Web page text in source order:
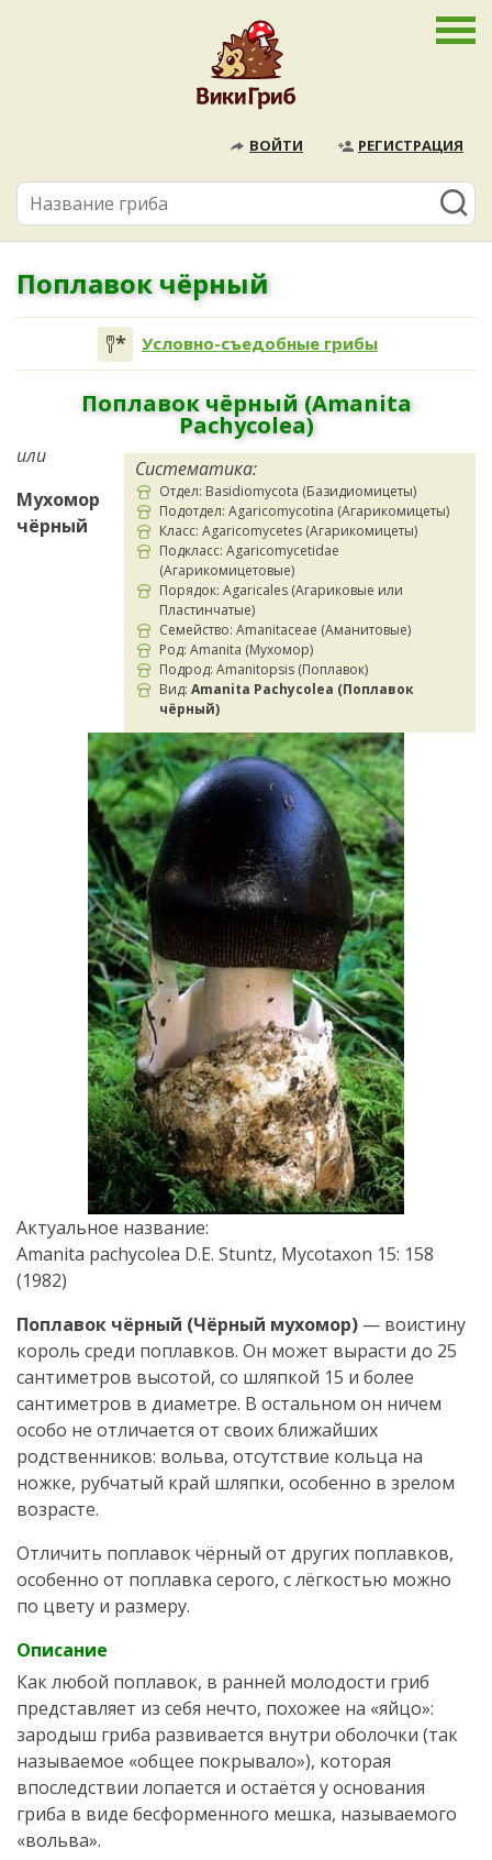
ВОЙТИ РЕГИСТРАЦИЯ
Поплавок чёрный
Условно-съедобные грибы
Поплавок чёрный (Amanita
Pachycolea)
Систематика:
Отдел: Basidiomycota (Базидиомицеты)
Подотдел: Agaricomycotina (Агарикомицеты)
Класс: Agaricomycetes (Агарикомицеты)
Подкласс: Agaricomycetidae
(Агарикомицетовые)
Порядок: Agaricales (Агариковые или
Пластинчатые)
Семейство: Amanitaceae (Аманитовые)
Род: Amanita (Мухомор)
Подрод: Amanitopsis (Поплавок)
Вид: Amanita Pachycolea (Поплавок
чёрный)
или
Мухомор
чёрный
Актуальное название:
Amanita pachycolea D.E. Stuntz, Mycotaxon 15: 158
(1982)
Поплавок чёрный (Чёрный мухомор) — воистину
король среди поплавков. Он может вырасти до 25
сантиметров высотой, со шляпкой 15 и более
сантиметров в диаметре. В остальном он ничем
особо не отличается от своих ближайших
родственников: вольва, отсутствие кольца на
ножке, рубчатый край шляпки, особенно в зрелом
возрасте.
Отличить поплавок чёрный от других поплавков,
особенно от поплавка серого, с лёгкостью можно
по цвету и размеру.
Описание
Как любой поплавок, в ранней молодости гриб
представляет из себя нечто, похожее на «яйцо»:
зародыш гриба развивается внутри оболочки (так
называемое «общее покрывало»), которая
впоследствии лопается и остаётся у основания
гриба в виде бесформенного мешка, называемого
«вольва».